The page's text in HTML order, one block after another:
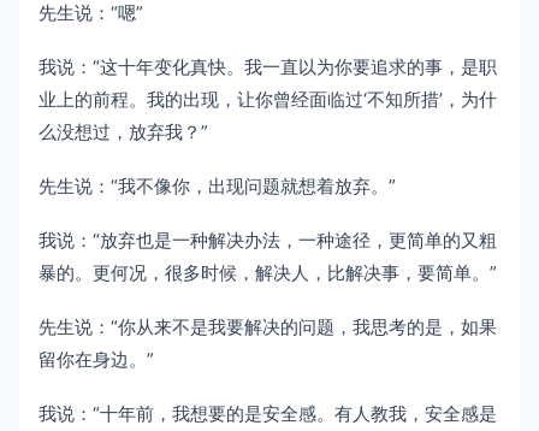
先生说：“嗯”
我说：“这十年变化真快。我一直以为你要追求的事，是职
业上的前程。我的出现，让你曾经面临过‘不知所措’，为什
么没想过，放弃我？”
先生说：“我不像你，出现问题就想着放弃。”
我说：“放弃也是一种解决办法，一种途径，更简单的又粗
暴的。更何况，很多时候，解决人，比解决事，要简单。”
先生说：“你从来不是我要解决的问题，我思考的是，如果
留你在身边。”
我说：“十年前，我想要的是安全感。有人教我，安全感是